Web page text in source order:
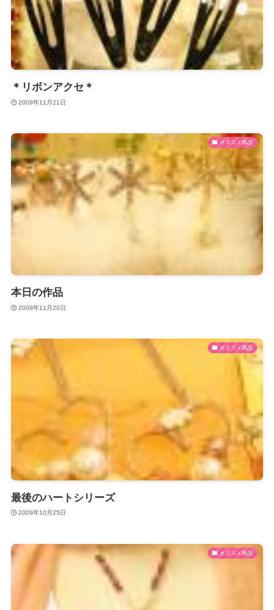
＊リボンアクセ＊
2009年11月21日
オススメ商品
本日の作品
2009年11月20日
オススメ商品
最後のハートシリーズ
2009年10月25日
オススメ商品